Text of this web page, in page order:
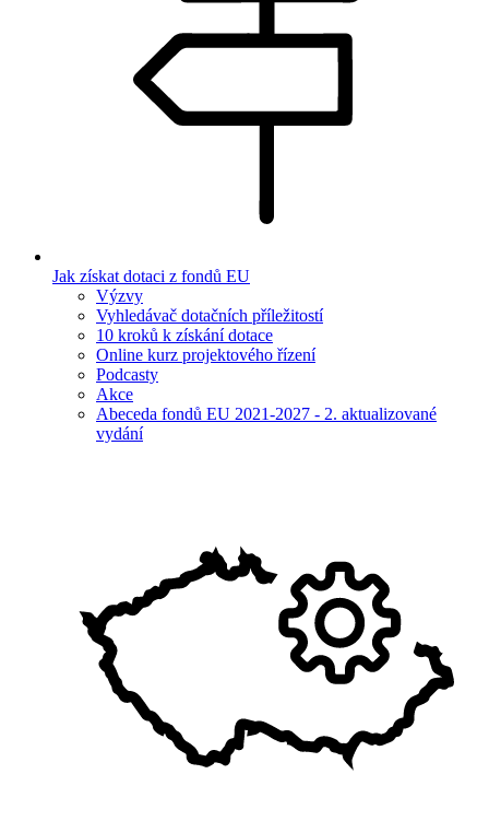
Jak získat dotaci z fondů EU
Výzvy
Vyhledávač dotačních příležitostí
10 kroků k získání dotace
Online kurz projektového řízení
Podcasty
Akce
Abeceda fondů EU 2021-2027 - 2. aktualizované
vydání